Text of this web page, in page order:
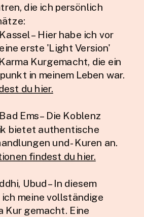
die ich persönlich
– Hier habe ich vor
erste 'Light Version'
Kurgemacht, die ein
in meinem Leben war.
du hier.
Ems – Die Koblenz
bietet authentische
und -Kuren an.
findest du hier.
Ubud – In diesem
meine vollständige
Kur gemacht. Eine